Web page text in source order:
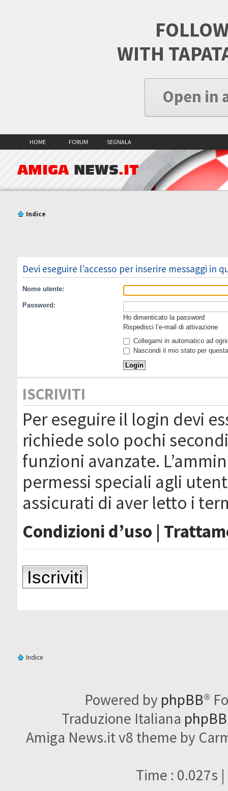
WITH
Open in
HOME FORUM SEGNALA
AMIGA NEWS.IT
Indice
Devi eseguire l’accesso per inserire messaggi in
Nome utente:
Password:
Ho dimenticato la password
Rispedisci l’e-mail di attivazione
Collegami in automatico ad
Nascondi il mio stato per
ISCRIVITI
Per eseguire il login devi
richiede solo pochi
funzioni avanzate.
permessi speciali agli
assicurati di aver letto i
Condizioni d’uso |
Iscriviti
Indice
Powered by phpBB®
Traduzione Italiana
Amiga News.it v8 theme by
Time : 0.027s